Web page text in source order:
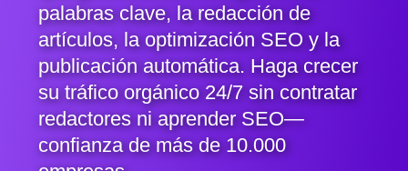
palabras clave, la redacción de
artículos, la optimización SEO y la
publicación automática. Haga crecer
su tráfico orgánico 24/7 sin contratar
redactores ni aprender SEO—
confianza de más de 10.000